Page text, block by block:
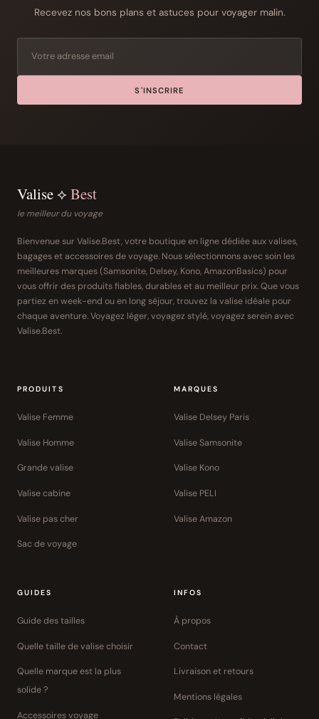
Recevez nos bons plans et astuces pour voyager malin.
S'INSCRIRE
Valise ⟡ Best
le meilleur du voyage
Bienvenue sur Valise.Best, votre boutique en ligne dédiée aux valises,
bagages et accessoires de voyage. Nous sélectionnons avec soin les
meilleures marques (Samsonite, Delsey, Kono, AmazonBasics) pour
vous offrir des produits fiables, durables et au meilleur prix. Que vous
partiez en week-end ou en long séjour, trouvez la valise idéale pour
chaque aventure. Voyagez léger, voyagez stylé, voyagez serein avec
Valise.Best.
PRODUITS
Valise Femme
Valise Homme
Grande valise
Valise cabine
Valise pas cher
Sac de voyage
MARQUES
Valise Delsey Paris
Valise Samsonite
Valise Kono
Valise PELI
Valise Amazon
GUIDES
Guide des tailles
Quelle taille de valise choisir
Quelle marque est la plus
solide ?
Accessoires voyage
INFOS
À propos
Contact
Livraison et retours
Mentions légales